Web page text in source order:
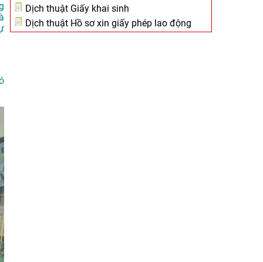
Dịch thuật Giấy khai sinh
Dịch thuật Hồ sơ xin giấy phép lao động